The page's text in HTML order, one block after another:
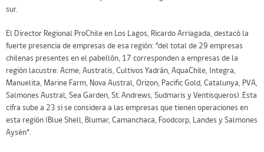
sur.
El Director Regional ProChile en Los Lagos, Ricardo Arriagada, destacó la
fuerte presencia de empresas de esa región: “del total de 29 empresas
chilenas presentes en el pabellón, 17 corresponden a empresas de la
región lacustre: Acme, Australis, Cultivos Yadrán, AquaChile, Integra,
Manuelita, Marine Farm, Nova Austral, Orizon, Pacific Gold, Catalunya, PVA,
Salmones Austral, Sea Garden, St. Andrews, Sudmaris y Ventisqueros). Esta
cifra sube a 23 si se considera a las empresas que tienen operaciones en
esta región (Blue Shell, Blumar, Camanchaca, Foodcorp, Landes y Salmones
Aysén”.